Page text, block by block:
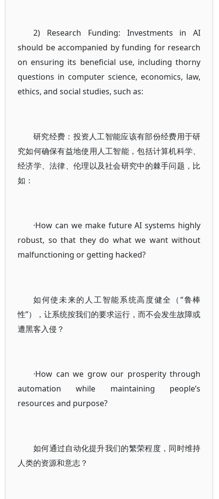
2) Research Funding: Investments in AI
should be accompanied by funding for research
on ensuring its beneficial use, including thorny
questions in computer science, economics, law,
ethics, and social studies, such as:
研究经费：投资人工智能应该有部份经费用于研
究如何确保有益地使用人工智能，包括计算机科学、
经济学、法律、伦理以及社会研究中的棘手问题，比
如：
·How can we make future AI systems highly
robust, so that they do what we want without
malfunctioning or getting hacked?
如何使未来的人工智能系统高度健全（“鲁棒
性”），让系统按我们的要求运行，而不会发生故障或
遭黑客入侵？
·How can we grow our prosperity through
automation while maintaining people’s
resources and purpose?
如何通过自动化提升我们的繁荣程度，同时维持
人类的资源和意志？